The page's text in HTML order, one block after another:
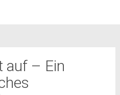
auf – Ein